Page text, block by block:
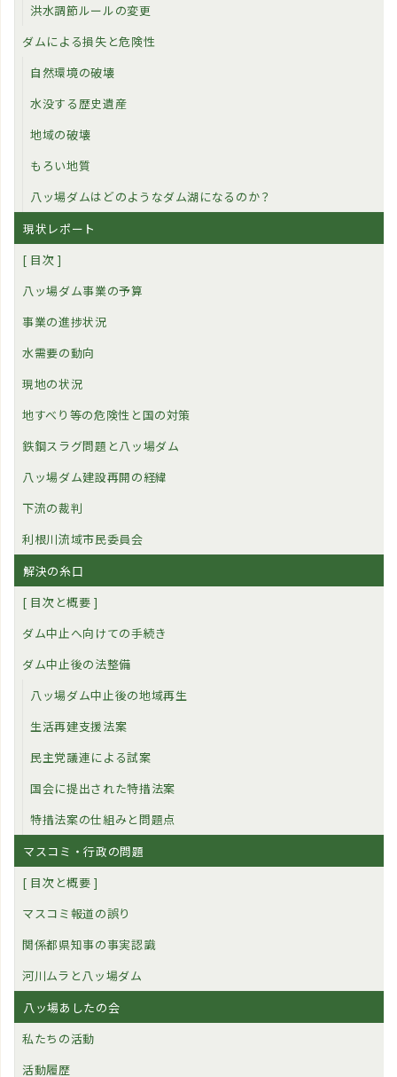
洪水調節ルールの変更
ダムによる損失と危険性
自然環境の破壊
水没する歴史遺産
地域の破壊
もろい地質
八ッ場ダムはどのようなダム湖になるのか？
現状レポート
[ 目次 ]
八ッ場ダム事業の予算
事業の進捗状況
水需要の動向
現地の状況
地すべり等の危険性と国の対策
鉄鋼スラグ問題と八ッ場ダム
八ッ場ダム建設再開の経緯
下流の裁判
利根川流域市民委員会
解決の糸口
[ 目次と概要 ]
ダム中止へ向けての手続き
ダム中止後の法整備
八ッ場ダム中止後の地域再生
生活再建支援法案
民主党議連による試案
国会に提出された特措法案
特措法案の仕組みと問題点
マスコミ・行政の問題
[ 目次と概要 ]
マスコミ報道の誤り
関係都県知事の事実認識
河川ムラと八ッ場ダム
八ッ場あしたの会
私たちの活動
活動履歴